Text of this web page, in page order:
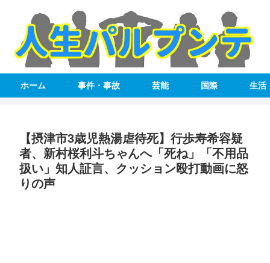
ホーム 事件・事故 芸能 国際 生活
【摂津市3歳児熱湯虐待死】行歩寿希容疑
者、新村桜利斗ちゃんへ「死ね」「不用品
扱い」知人証言、クッション殴打動画に怒
りの声